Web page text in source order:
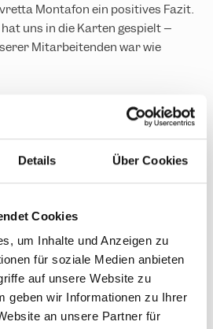
Details Über Cookies
Cookies
um Inhalte und Anzeigen zu
für soziale Medien anbieten
auf unsere Website zu
geben wir Informationen zu Ihrer
an unsere Partner für
Montafon ein positives Fazit.
hat uns in die Karten gespielt –
Mitarbeitenden war wie